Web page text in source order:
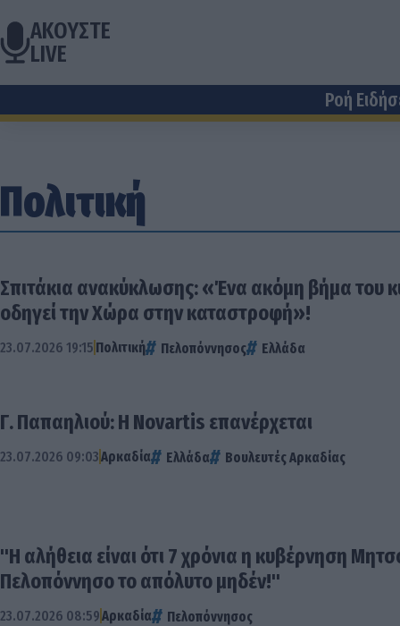
ΑΚΟΥΣΤΕ
LIVE
Ροή
Πολιτική
Σπιτάκια ανακύκλωσης: «Ένα ακόμη βήμα του
οδηγεί την Χώρα στην καταστροφή»!
23.07.2026 19:15 Πολιτική Πελοπόννησος Ελλάδα
Γ. Παπαηλιού: H Novartis επανέρχεται
23.07.2026 09:03Αρκαδία Ελλάδα Βουλευτές Αρκαδίας
"Η αλήθεια είναι ότι 7 χρόνια η κυβέρνηση
Πελοπόννησο το απόλυτο μηδέν!"
23.07.2026 08:59Αρκαδία Πελοπόννησος